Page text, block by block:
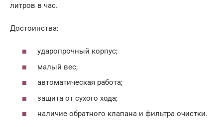
литров в час.
Достоинства:
ударопрочный корпус;
малый вес;
автоматическая работа;
защита от сухого хода;
наличие обратного клапана и фильтра очистки.